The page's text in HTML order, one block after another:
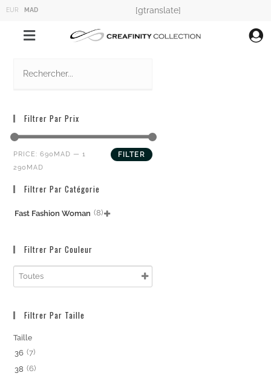
EUR MAD [gtranslate]
Filtrer Par Prix
FILTER
PRICE: 690MAD — 1
290MAD
Filtrer Par Catégorie
Fast Fashion Woman (8) 
Filtrer Par Couleur
Filtrer Par Taille
Taille
36 (7)
38 (6)